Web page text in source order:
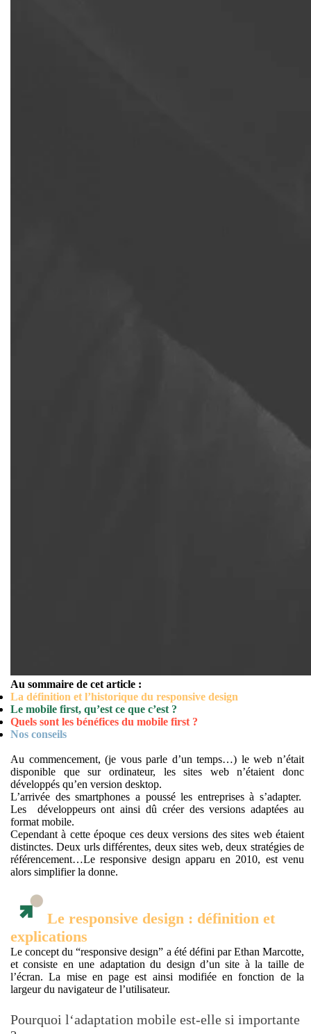
Au sommaire de cet article :
La définition et l’historique du responsive design
Le mobile first, qu’est ce que c’est ?
Quels sont les bénéfices du mobile first ?
Nos conseils
Au commencement, (je vous parle d’un temps…) le web n’était
disponible que sur ordinateur, les sites web n’étaient donc
développés qu’en version desktop.
L’arrivée des smartphones a poussé les entreprises à s’adapter.
Les développeurs ont ainsi dû créer des versions adaptées au
format mobile.
Cependant à cette époque ces deux versions des sites web étaient
distinctes. Deux urls différentes, deux sites web, deux stratégies de
référencement…Le responsive design apparu en 2010, est venu
alors simplifier la donne.
Le responsive design : définition et
explications
Le concept du “responsive design” a été défini par Ethan Marcotte,
et consiste en une adaptation du design d’un site à la taille de
l’écran. La mise en page est ainsi modifiée en fonction de la
largeur du navigateur de l’utilisateur.
Pourquoi l‘adaptation mobile est-elle si importante